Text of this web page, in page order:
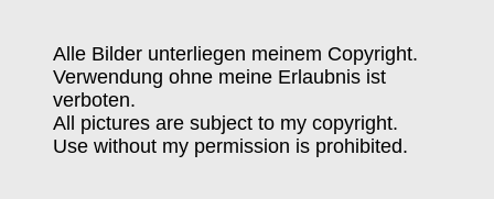
Alle Bilder unterliegen meinem Copyright.
Verwendung ohne meine Erlaubnis ist
verboten.
All pictures are subject to my copyright.
Use without my permission is prohibited.